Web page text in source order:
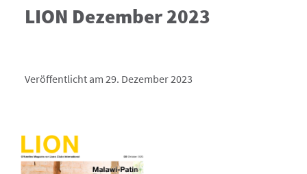
LION Dezember 2023
Veröffentlicht am 29. Dezember 2023